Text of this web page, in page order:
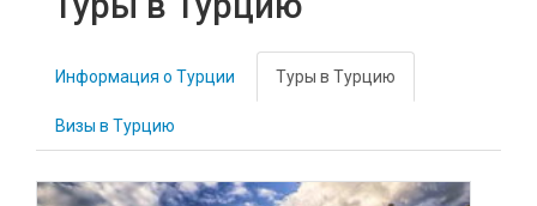
Информация о Турции Туры в Турцию
Визы в Турцию